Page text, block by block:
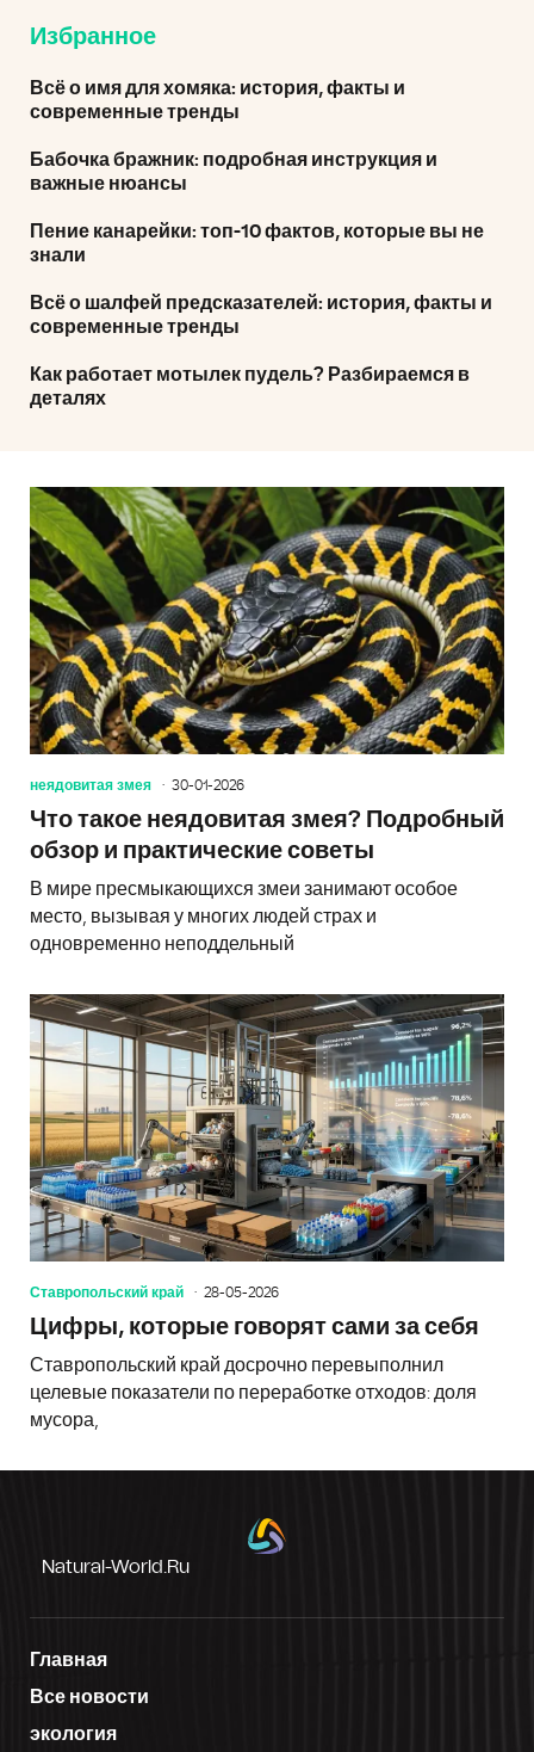
Избранное
Всё о имя для хомяка: история, факты и
современные тренды
Бабочка бражник: подробная инструкция и
важные нюансы
Пение канарейки: топ-10 фактов, которые вы не
знали
Всё о шалфей предсказателей: история, факты и
современные тренды
Как работает мотылек пудель? Разбираемся в
деталях
неядовитая змея 30-01-2026
Что такое неядовитая змея? Подробный
обзор и практические советы
В мире пресмыкающихся змеи занимают особое
место, вызывая у многих людей страх и
одновременно неподдельный
Ставропольский край 28-05-2026
Цифры, которые говорят сами за себя
Ставропольский край досрочно перевыполнил
целевые показатели по переработке отходов: доля
мусора,
Natural-World.ru
Главная
Все новости
экология